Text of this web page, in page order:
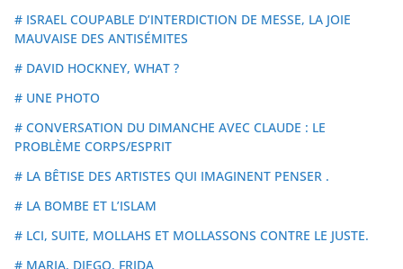
# ISRAEL COUPABLE D’INTERDICTION DE MESSE, LA JOIE
MAUVAISE DES ANTISÉMITES
# DAVID HOCKNEY, WHAT ?
# UNE PHOTO
# CONVERSATION DU DIMANCHE AVEC CLAUDE : LE
PROBLÈME CORPS/ESPRIT
# LA BÊTISE DES ARTISTES QUI IMAGINENT PENSER .
# LA BOMBE ET L’ISLAM
# LCI, SUITE, MOLLAHS ET MOLLASSONS CONTRE LE JUSTE.
# MARIA, DIEGO, FRIDA